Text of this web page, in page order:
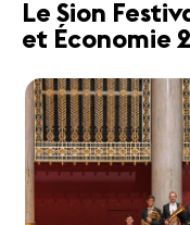
Le Sion
et Économie